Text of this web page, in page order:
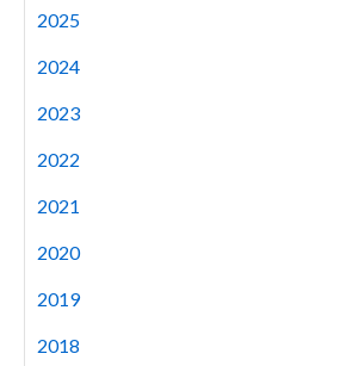
2025
2024
2023
2022
2021
2020
2019
2018